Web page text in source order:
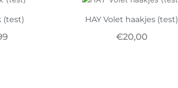
(test) HAY Volet haakjes (test)
€20,00